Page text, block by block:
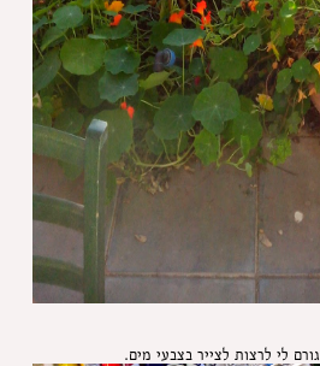
לי לרצות לצייר בצבעי מים.